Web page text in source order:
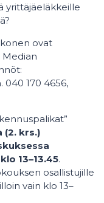
yrittäjäeläkkeille
ovat
Median
170 4656,
(2. krs.)
13–13.45.
osallistujille
vain klo 13–